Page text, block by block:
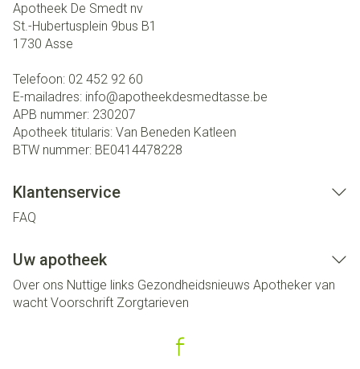
Apotheek De Smedt nv
St.-Hubertusplein 9bus B1
1730 Asse
Telefoon: 02 452 92 60
E-mailadres: info@apotheekdesmedtasse.be
APB nummer: 230207
Apotheek titularis: Van Beneden Katleen
BTW nummer: BE0414478228
Klantenservice
FAQ
Uw apotheek
Over ons Nuttige links Gezondheidsnieuws Apotheker van
wacht Voorschrift Zorgtarieven